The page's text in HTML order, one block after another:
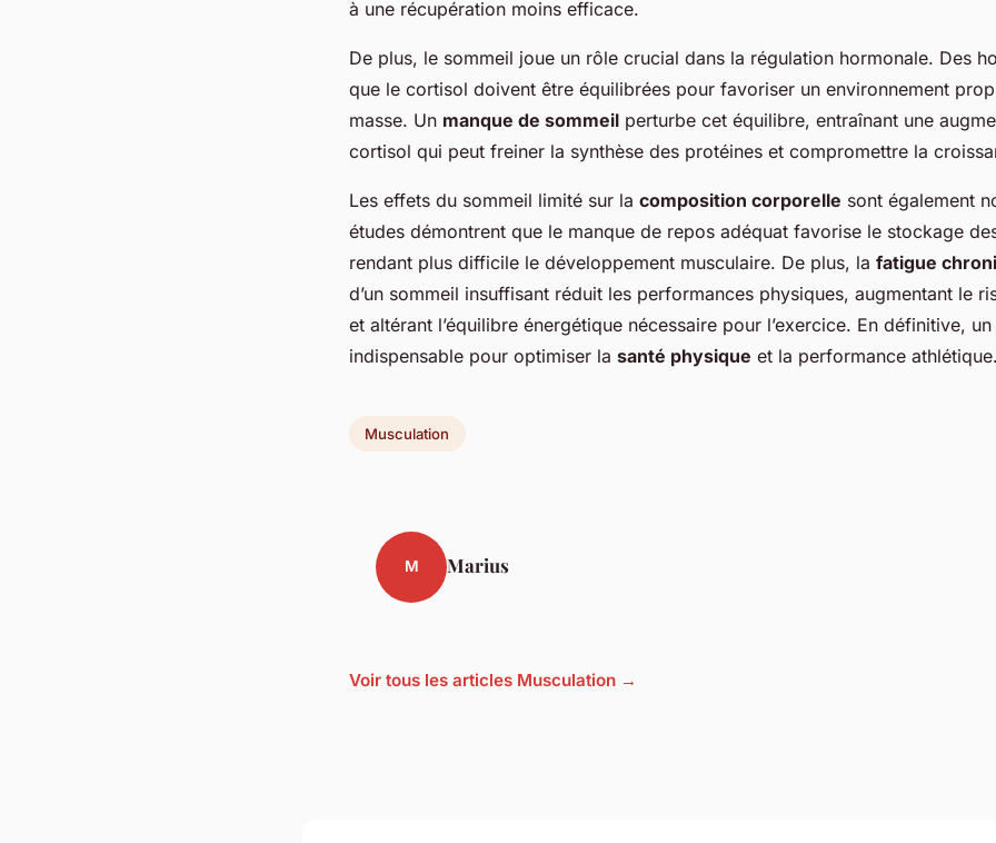
à une récupération moins efficace.
De plus, le sommeil joue un rôle crucial dans la régulation hormonale. Des
que le cortisol doivent être équilibrées pour favoriser un environnement
masse. Un manque de sommeil perturbe cet équilibre, entraînant une
cortisol qui peut freiner la synthèse des protéines et compromettre la
Les effets du sommeil limité sur la composition corporelle sont également
études démontrent que le manque de repos adéquat favorise le stockage
rendant plus difficile le développement musculaire. De plus, la fatigue
d’un sommeil insuffisant réduit les performances physiques, augmentant le
et altérant l’équilibre énergétique nécessaire pour l’exercice. En définitive,
indispensable pour optimiser la santé physique et la performance
Musculation
M Marius
Voir tous les articles Musculation →